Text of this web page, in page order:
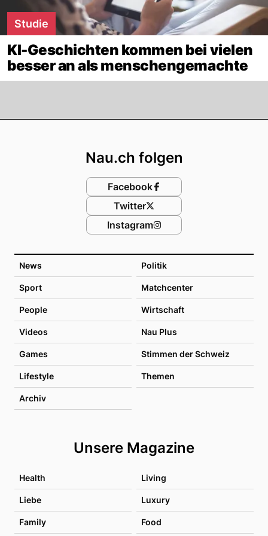
Studie
KI-Geschichten kommen bei vielen
besser an als menschengemachte
News Politik
Sport Matchcenter
People Wirtschaft
Videos Nau Plus
Games Stimmen der Schweiz
Lifestyle Themen
Archiv
Unsere Magazine
Health Living
Liebe Luxury
Family Food
Nau.ch folgen
Facebook
Twitter
Instagram